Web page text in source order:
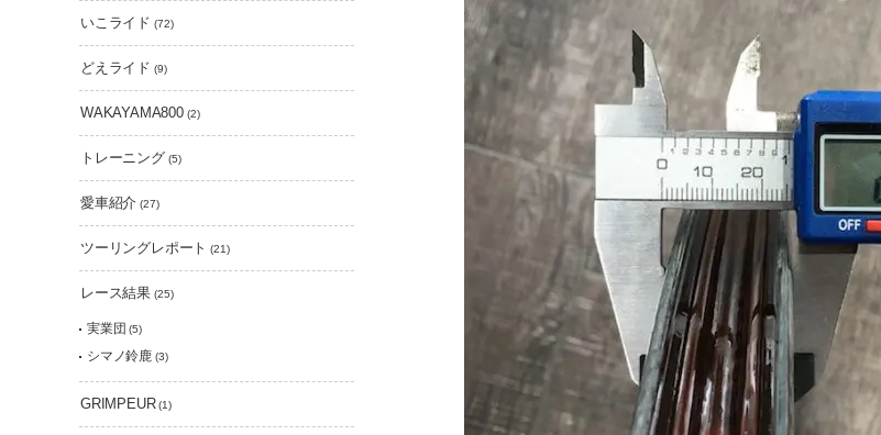
いこライド (72)
どえライド (9)
WAKAYAMA800(2)
トレーニング (5)
愛車紹介 (27)
ツーリングレポート (21)
レース結果 (25)
実業団 (5)
シマノ鈴鹿 (3)
GRIMPEUR(1)